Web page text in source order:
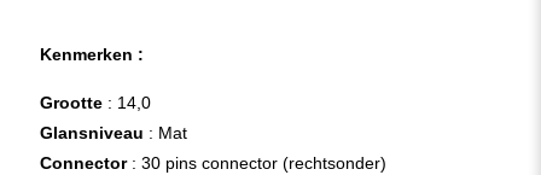
Kenmerken :
Grootte : 14,0
Glansniveau : Mat
Connector: 30 pins connector (rechtsonder)